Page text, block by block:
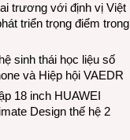
trương với định vị Việt
triển trọng điểm trong
sinh thái học liệu số
và Hiệp hội VAEDR
18 inch HUAWEI
Design thế hệ 2